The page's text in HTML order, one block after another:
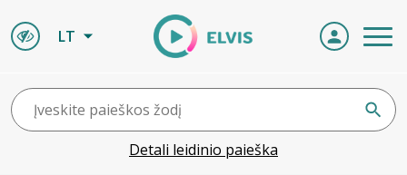
LT
Detali leidinio paieška